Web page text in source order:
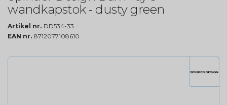
wandkapstok - dusty green
Artikel nr. DD534-33
EAN nr. 8712077108610